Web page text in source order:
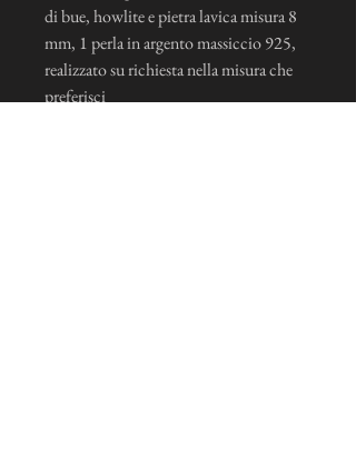
di bue, howlite e pietra lavica misura 8
mm, 1 perla in argento massiccio 925,
realizzato su richiesta nella misura che
preferisci